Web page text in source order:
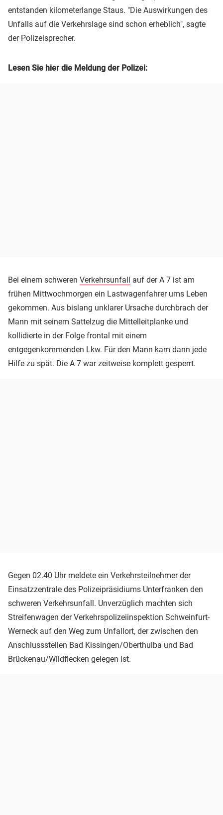
entstanden kilometerlange Staus. "Die Auswirkungen des
Unfalls auf die Verkehrslage sind schon erheblich", sagte
der Polizeisprecher.
Lesen Sie hier die Meldung der Polizei:
Bei einem schweren Verkehrsunfall auf der A 7 ist am
frühen Mittwochmorgen ein Lastwagenfahrer ums Leben
gekommen. Aus bislang unklarer Ursache durchbrach der
Mann mit seinem Sattelzug die Mittelleitplanke und
kollidierte in der Folge frontal mit einem
entgegenkommenden Lkw. Für den Mann kam dann jede
Hilfe zu spät. Die A 7 war zeitweise komplett gesperrt.
Gegen 02.40 Uhr meldete ein Verkehrsteilnehmer der
Einsatzzentrale des Polizeipräsidiums Unterfranken den
schweren Verkehrsunfall. Unverzüglich machten sich
Streifenwagen der Verkehrspolizeiinspektion Schweinfurt-
Werneck auf den Weg zum Unfallort, der zwischen den
Anschlussstellen Bad Kissingen/Oberthulba und Bad
Brückenau/Wildflecken gelegen ist.